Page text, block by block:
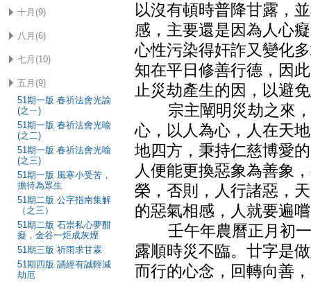
十月(9)
八月(6)
七月(10)
五月(9)
51期一版 春祈法會光諭
(之ㄧ)
51期一版 春祈法會光喻
(之二)
51期一版 春祈法會光喻
(之三)
51期一版 風寒小受苦，
擔待為眾生
51期二版 公字指南集解
（之三）
51期二版 石崇私心夢酣
癡，金谷一炬成灰煙
51期三版 祈雨求甘霖
51期四版 誦經有誠輕減
劫厄
以沒有頓時普降甘露，
感，主要還是因為人心
心性污染得奸詐又變化
知在平日修善行德，因
止災劫產生的因，以避
宗主闡明災劫之來，
心，以人為心，人在天
地四方，秉持仁慈博愛
人便能更換惡象為善象
榮，否則，人行諸惡，
的惡氣相感，人就要遍
壬午年農曆正月初一
露順時災不臨。廿字是
而行的心念，回轉向善